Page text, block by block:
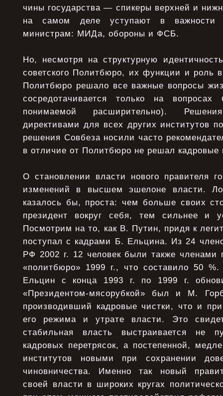
чины государства — спикеры верхней и
на самом деле уступают в важности
министрам: МИДа, обороны и ФСБ.
Но, несмотря на структурную
советского Политбюро, их функции и роль
Политбюро решало все важные вопросы
сосредотачивается только на
понимаемой расширительно).
директивами для всех других институтов
решения Совбеза носили часто
в отличие от Политбюро не решал кадровые
О становлении власти нового правителя
изменений в высшем эшелоне власти.
казалось бы, проста: чем больше своих
президент вокруг себя, тем сильнее и
Посмотрим на то, как В. Путин, придя к
поступал с кадрами Б. Ельцина. Из 24
РФ 2002 г. 12 человек были также членами
«политбюро» 1999 г., что составило 50
Ельцин с конца 1993 г. по 1999 г.
«Президентом-мясорубкой» был и М.
производивший кадровые чистки, что и
его режима и утрате власти. Это
стабильная власть выстраивается не
кадровых перетрясок, а постепенной,
институтов новыми при сохранении
чиновничества. Именно так новый
своей власти в широких кругах